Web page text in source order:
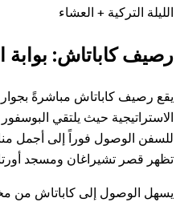
الليلة التركية + العشاء
رصيف كاباتاش:
يقع رصيف كاباتاش مباشرةً
الاستراتيجية حيث يلتقي
للسفن الوصول فوراً إلى أجمل
تظهر قصر تشيراغان ومسجد
يسهل الوصول إلى كاباتاش من